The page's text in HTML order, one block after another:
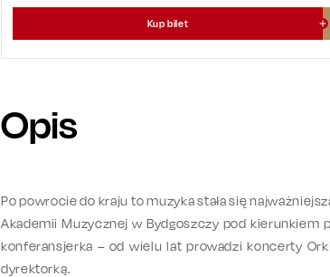
Kup bilet
Opis
Po powrocie do kraju to muzyka stała się
Akademii Muzycznej w Bydgoszczy pod kierunkiem
konferansjerka – od wielu lat prowadzi koncerty
dyrektorką.